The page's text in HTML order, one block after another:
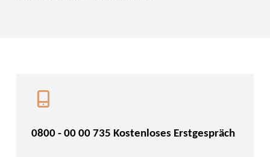
0800 - 00 00 735 Kostenloses Erstgespräch